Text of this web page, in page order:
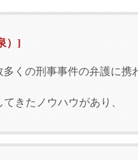
）]
くの刑事事件の弁護に携
きたノウハウがあり、